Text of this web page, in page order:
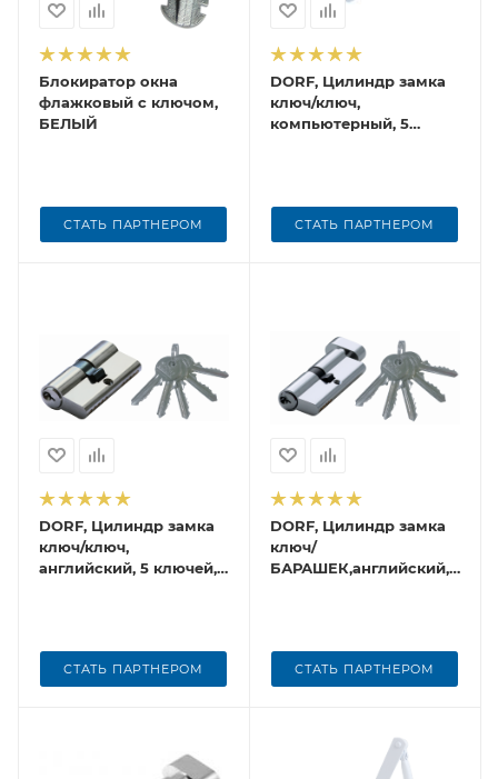
Блокиратор окна
флажковый с ключом,
БЕЛЫЙ
СТАТЬ ПАРТНЕРОМ
DORF, Цилиндр замка
ключ/ключ,
компьютерный, 5
СТАТЬ ПАРТНЕРОМ
DORF, Цилиндр замка
ключ/ключ,
английский, 5 ключей,
СТАТЬ ПАРТНЕРОМ
DORF, Цилиндр замка
ключ/
БАРАШЕК,английский,5
СТАТЬ ПАРТНЕРОМ